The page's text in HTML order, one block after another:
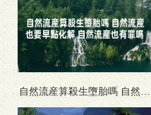
自然流産算殺生墮胎嗎 自然流
産也要早點化解 自然流産也有